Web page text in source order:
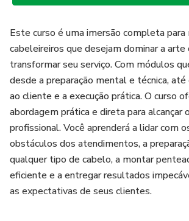
Este curso é uma imersão completa para
cabeleireiros que desejam dominar a
transformar seu serviço. Com módulos
desde a preparação mental e técnica,
ao cliente e a execução prática. O curso
abordagem prática e direta para alcançar
profissional. Você aprenderá a lidar com
obstáculos dos atendimentos, a
qualquer tipo de cabelo, a montar
eficiente e a entregar resultados
as expectativas de seus clientes.